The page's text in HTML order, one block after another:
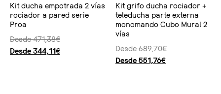
Kit ducha empotrada 2 vías
rociador a pared serie
Proa
Desde471,38€
Desde 344,11€
Kit grifo ducha rociador +
teleducha parte externa
monomando Cubo Mural 2
vías
Desde689,70€
Desde 551,76€